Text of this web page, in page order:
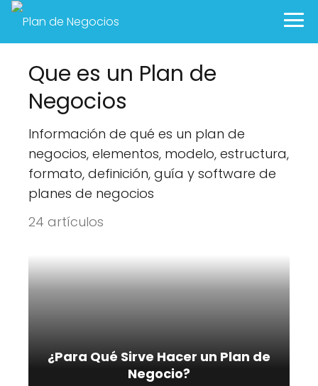
Que es un Plan de
Negocios
Información de qué es un plan de
negocios, elementos, modelo, estructura,
formato, definición, guía y software de
planes de negocios
24 artículos
¿Para Qué Sirve Hacer un Plan de
Negocio?